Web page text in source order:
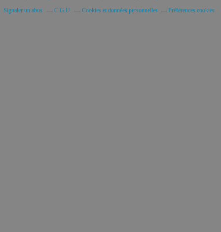
Signaler un abus C.G.U. Cookies et données personnelles Préférences cookies